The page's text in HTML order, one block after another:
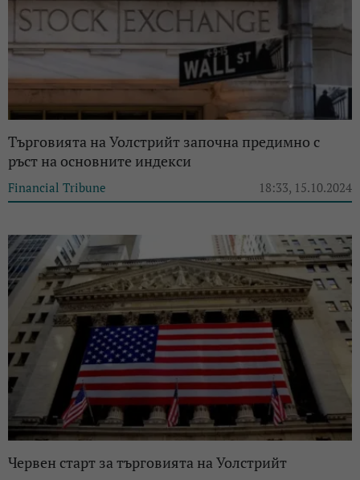
Търговията на Уолстрийт започна предимно с
ръст на основните индекси
Financial Tribune 18:33, 15.10.2024
Червен старт за търговията на Уолстрийт